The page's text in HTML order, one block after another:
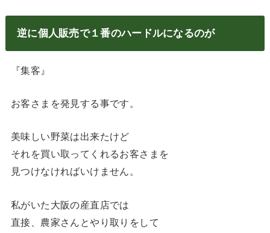
逆に個人販売で１番のハードルになるのが
『集客』
お客さまを発見する事です。
美味しい野菜は出来たけど
それを買い取ってくれるお客さまを
見つけなければいけません。
私がいた大阪の産直店では
直接、農家さんとやり取りをして